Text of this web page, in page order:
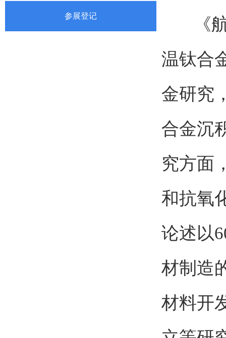
参展登记
《
温钛合
金研究
合金沉
究方面
和抗氧
论述以
材制造
材料开